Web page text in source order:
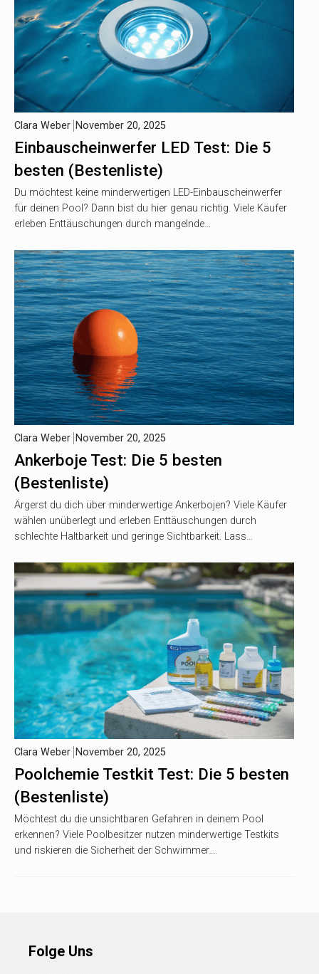
Einbauscheinwerfer LED Test: Die 5
besten (Bestenliste)
Clara Weber November 20, 2025
Du möchtest keine minderwertigen LED-Einbauscheinwerfer
für deinen Pool? Dann bist du hier genau richtig. Viele Käufer
erleben Enttäuschungen durch mangelnde…
Ankerboje Test: Die 5 besten
(Bestenliste)
Clara Weber November 20, 2025
Ärgerst du dich über minderwertige Ankerbojen? Viele Käufer
wählen unüberlegt und erleben Enttäuschungen durch
schlechte Haltbarkeit und geringe Sichtbarkeit. Lass…
Poolchemie Testkit Test: Die 5 besten
(Bestenliste)
Clara Weber November 20, 2025
Möchtest du die unsichtbaren Gefahren in deinem Pool
erkennen? Viele Poolbesitzer nutzen minderwertige Testkits
und riskieren die Sicherheit der Schwimmer….
Folge Uns